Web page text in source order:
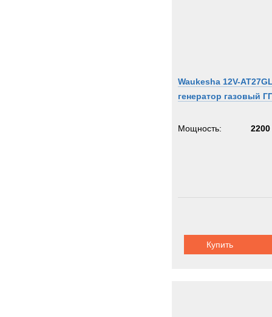
Waukesha 12V-
генератор газовый
Мощность: 2200
Купить